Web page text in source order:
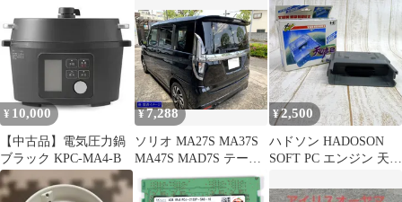
¥ 10,000
【中古品】電気圧力鍋
ブラック KPC-MA4-B
¥7,288
ソリオ MA27S MA37S
MA47S MAD7S テール
ライトライン 2PC
¥2,500
ハドソン HADOSON
SOFT PC エンジン 天の
アップ システム パスワ